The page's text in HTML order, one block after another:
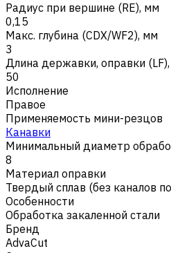
Радиус при вершине (RE), мм
0,15
Макс. глубина (CDX/WF2), мм
3
Длина державки, оправки
50
Исполнение
Правое
Применяемость мини-резцов
Канавки
Минимальный диаметр
8
Материал оправки
Твердый сплав (без каналов
Особенности
Обработка закаленной стали
Бренд
AdvaCut